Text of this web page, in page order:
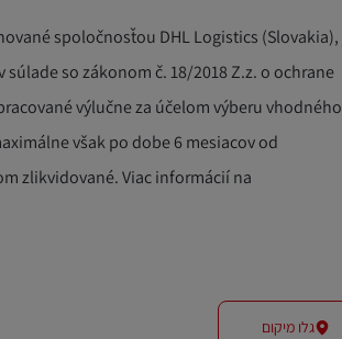
spoločnosťou DHL Logistics (Slovakia),
súlade so zákonom č. 18/2018 Z.z. o ochrane
výlučne za účelom výberu vhodného
však po dobe 6 mesiacov od
zlikvidované. Viac informácií na
גלו מיקום